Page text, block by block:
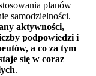
planów
samodzielności.
aktywności,
podpowiedzi i
a co za tym
się w coraz
.